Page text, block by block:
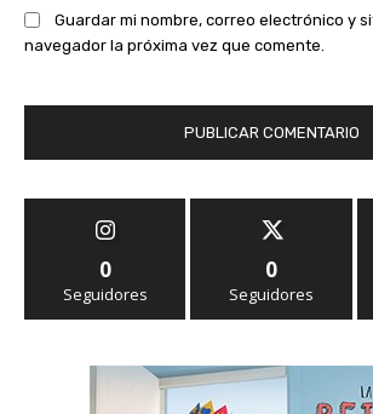
Guardar mi nombre, correo electrónico y
navegador la próxima vez que comente.
0
Seguidores
0
Seguidores